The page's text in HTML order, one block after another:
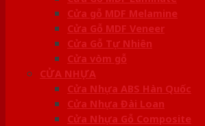
Cửa gỗ MDF Melamine
Cửa Gỗ MDF Veneer
Cửa Gỗ Tự Nhiên
Cửa vòm gỗ
CỬA NHỰA
Cửa Nhựa ABS Hàn Quốc
Cửa Nhựa Đài Loan
Cửa Nhựa Gỗ Composite